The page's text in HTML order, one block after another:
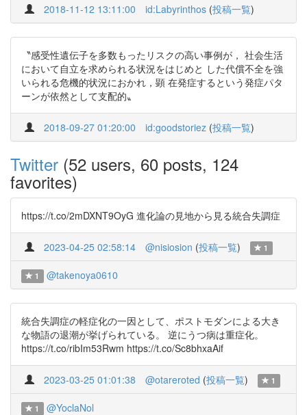
2018-11-12 13:11:00 id:Labyrinthos (投稿一覧)
〝感受性遺伝子を多数もったリスクの高い事例が， 社会生活
において自立を求められる状況をはじめと した代償不全を強
いられる危機的状況におかれ，顕 在発症するという発症パタ
ーンが依然として支配的〟
2018-09-27 01:20:00 id:goodstoriez (投稿一覧)
Twitter (52 users, 60 posts, 124
favorites)
https://t.co/2mDXNT9OyG 進化論の見地から見る統合失調症
2023-04-25 02:58:14 @nisiosion (投稿一覧) 1
1 @takenoya0610
統合失調症の軽症化の一因として、ポストモダンによる大き
な物語の退潮が挙げられている。 逆にうつ病は重症化。
https://t.co/ribIm53Rwm https://t.co/Sc8bhxaAif
2023-03-25 01:01:38 @otareroted (投稿一覧) 1
1 @YoclaNol